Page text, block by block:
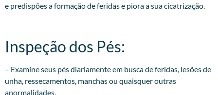
e predispões a formação de feridas e piora a sua cicatrização.
Inspeção dos Pés:​
– Examine seus pés diariamente em busca de feridas, lesões de
unha, ressecamentos, manchas ou quaisquer outras
anormalidades.